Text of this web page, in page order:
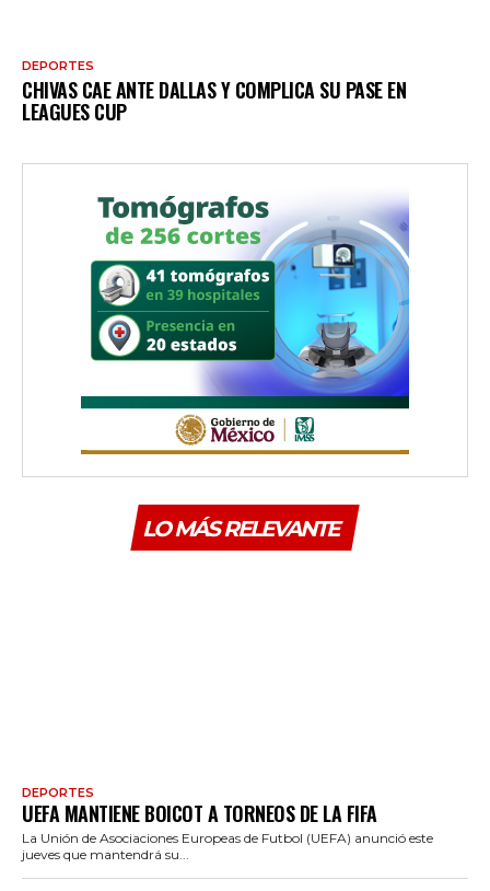
DEPORTES
CHIVAS CAE ANTE DALLAS Y COMPLICA SU PASE EN
LEAGUES CUP
LO MÁS RELEVANTE
DEPORTES
UEFA MANTIENE BOICOT A TORNEOS DE LA FIFA
La Unión de Asociaciones Europeas de Futbol (UEFA) anunció este
jueves que mantendrá su...